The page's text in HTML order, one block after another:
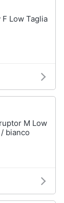
F Low Taglia
M Low
bianco